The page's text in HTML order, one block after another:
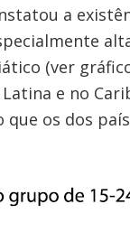
a
(ver
e no
os dos